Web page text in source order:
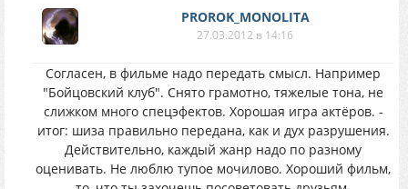
PROROK_MONOLITA
27.03.2012 в 14:16
Согласен, в фильме надо передать смысл. Например
"Бойцовский клуб". Снято грамотно, тяжелые тона, не
слижком много спецэфектов. Хорошая игра актёров. -
итог: шиза правильно передана, как и дух разрушения.
Действительно, каждый жанр надо по разному
оценивать. Не люблю тупое мочилово. Хороший фильм,